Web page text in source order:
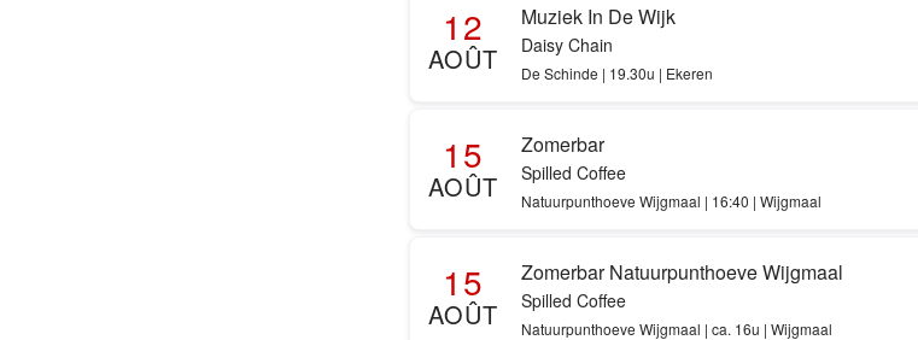
12
AOÛT
Muziek In De Wijk
Daisy Chain
De Schinde | 19.30u | Ekeren
15
AOÛT
Zomerbar
Spilled Coffee
Natuurpunthoeve Wijgmaal | 16:40 | Wijgmaal
15
AOÛT
Zomerbar Natuurpunthoeve Wijgmaal
Spilled Coffee
Natuurpunthoeve Wijgmaal | ca. 16u | Wijgmaal